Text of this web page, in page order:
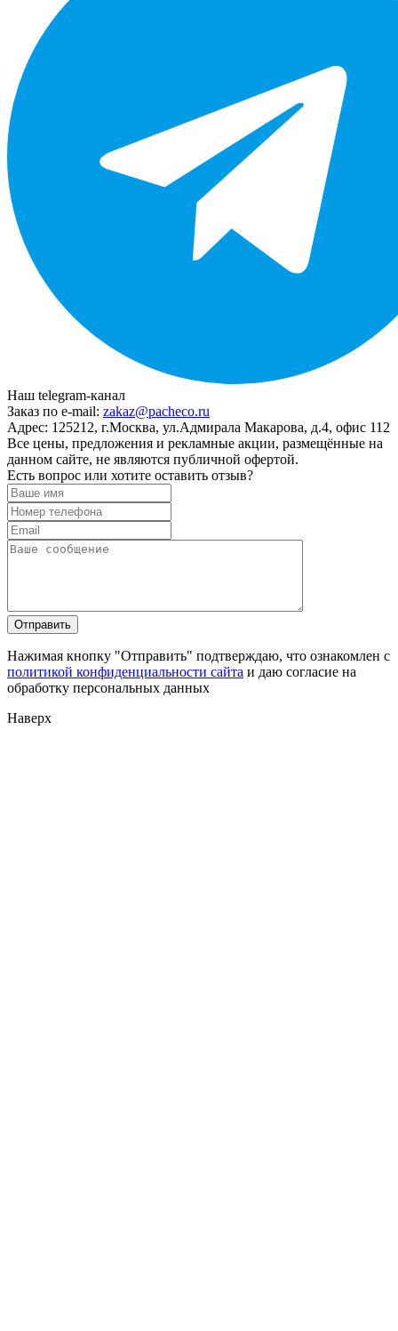
Наш telegram-канал
Заказ по e-mail: zakaz@pacheco.ru
Адрес: 125212, г.Москва, ул.Адмирала Макарова, д.4, офис 112
Все цены, предложения и рекламные акции, размещённые на
данном сайте, не являются публичной офертой.
Есть вопрос или хотите оставить отзыв?
Нажимая кнопку "Отправить" подтверждаю, что ознакомлен с
политикой конфиденциальности сайта и даю согласие на
обработку персональных данных
Наверх